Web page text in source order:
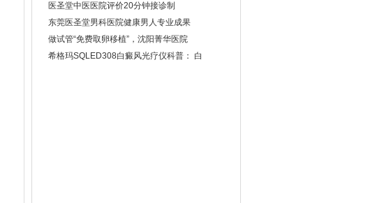
医圣堂中医医院评价20分钟接诊制
东莞医圣堂男科医院健康男人专业成果
做试管“免费取卵移植”，沈阳菁华医院
希格玛SQLED308白癜风光疗仪科普： 白